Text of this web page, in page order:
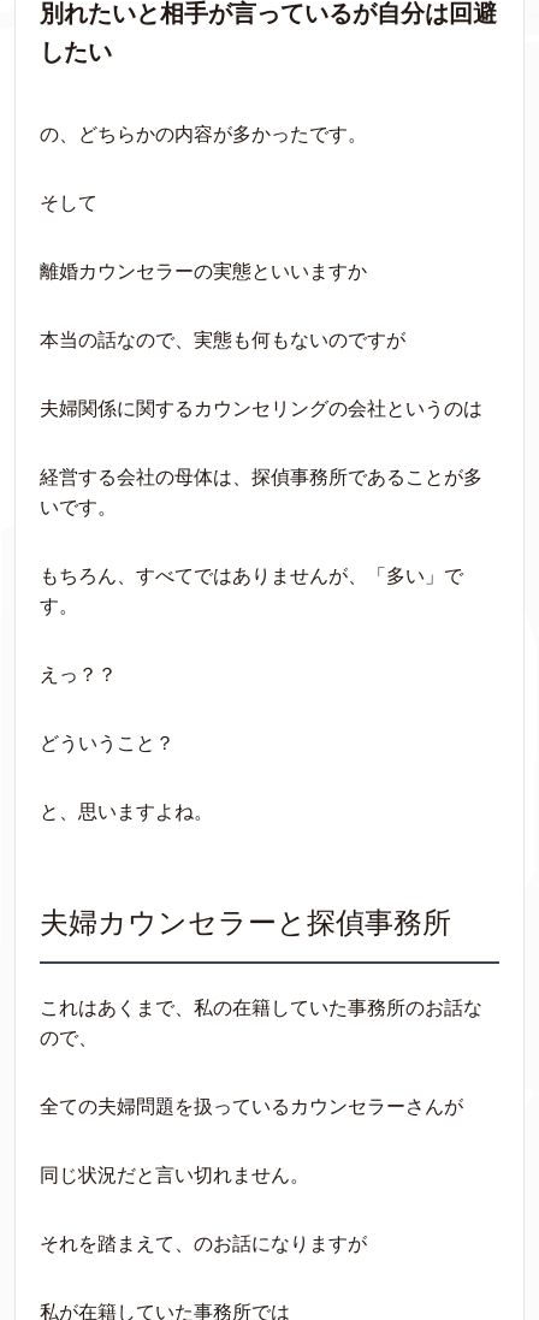
別れたいと相手が言っているが自分は回避
したい
の、どちらかの内容が多かったです。
そして
離婚カウンセラーの実態といいますか
本当の話なので、実態も何もないのですが
夫婦関係に関するカウンセリングの会社というのは
経営する会社の母体は、探偵事務所であることが多
いです。
もちろん、すべてではありませんが、「多い」で
す。
えっ？？
どういうこと？
と、思いますよね。
夫婦カウンセラーと探偵事務所
これはあくまで、私の在籍していた事務所のお話な
ので、
全ての夫婦問題を扱っているカウンセラーさんが
同じ状況だと言い切れません。
それを踏まえて、のお話になりますが
私が在籍していた事務所では